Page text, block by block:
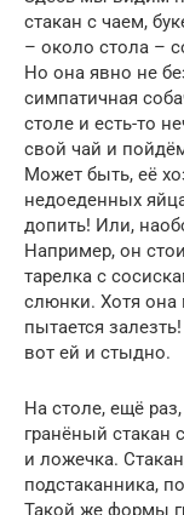
стакан с чаем,
– около стола –
Но она явно не
симпатичная
столе и есть-то
свой чай и
Может быть, её
недоеденных
допить! Или,
Например, он
тарелка с
слюнки. Хотя она
пытается
вот ей и стыдно.
На столе, ещё
гранёный стакан
и ложечка.
подстаканника,
Такой же формы